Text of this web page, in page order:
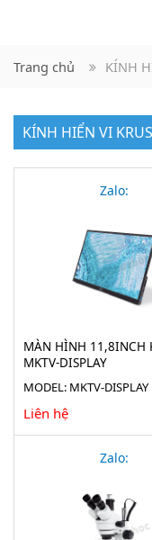
Trang chủ KÍNH
KÍNH HIỂN VI
Zalo:
MÀN HÌNH 11,8INCH
MKTV-DISPLAY
MODEL: MKTV-DISPLAY
Liên hệ
Zalo: